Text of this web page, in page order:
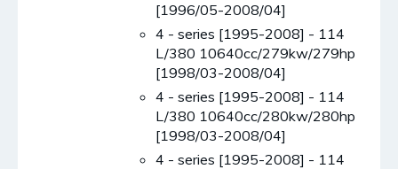
[1996/05-2008/04]
4 - series [1995-2008] - 114
L/380 10640cc/279kw/279hp
[1998/03-2008/04]
4 - series [1995-2008] - 114
L/380 10640cc/280kw/280hp
[1998/03-2008/04]
4 - series [1995-2008] - 114